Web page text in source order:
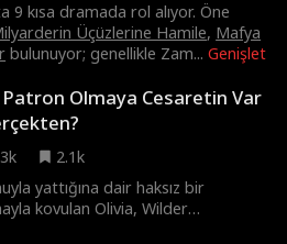
Genişlet
kısa dramada rol alıyor. Öne
Üçüzlerine Hamile, Mafya
bulunuyor; genellikle Zam...
Olmaya Cesaretin Var
2.1k
yattığına dair haksız bir
kovulan Olivia, Wilder